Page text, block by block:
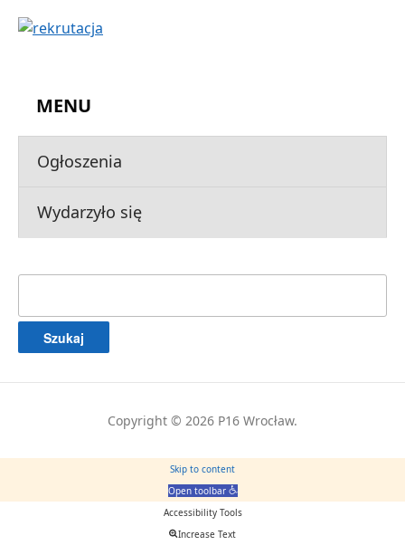
MENU
Ogłoszenia
Wydarzyło się
Copyright © 2026 P16 Wrocław.
Skip to content
Open toolbar
Accessibility Tools
Increase Text